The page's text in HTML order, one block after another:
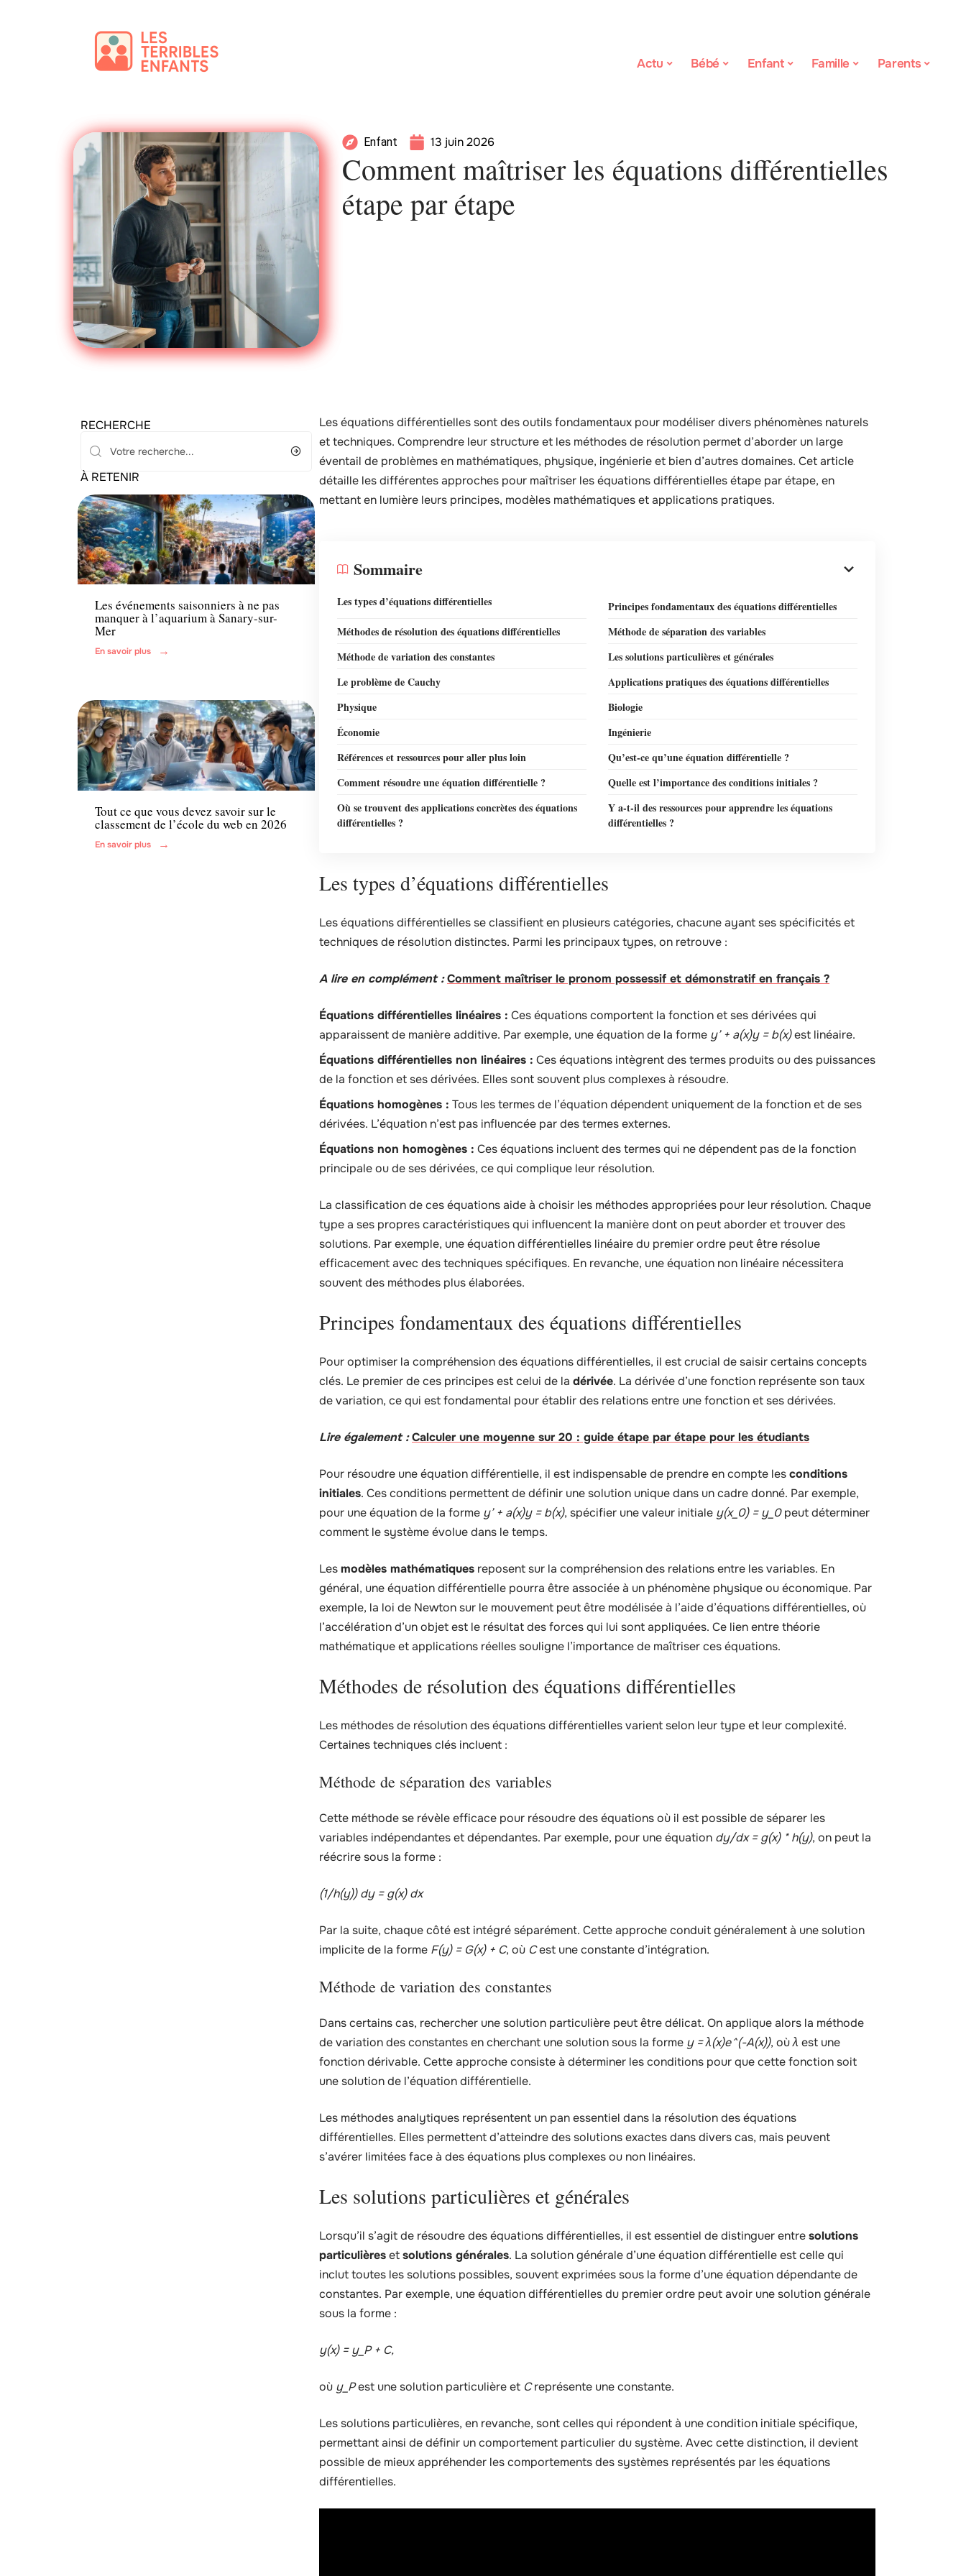
Actu Bébé Enfant Famille Parents
Enfant 13 juin 2026
Comment maîtriser les équations différentielles
étape par étape
RECHERCHE
À RETENIR
Famille
Les événements saisonniers à ne pas
manquer à l’aquarium à Sanary-sur-
Mer
En savoir plus
Actu
Tout ce que vous devez savoir sur le
classement de l’école du web en 2026
En savoir plus
Les équations différentielles sont des outils fondamentaux pour modéliser divers phénomènes naturels
et techniques. Comprendre leur structure et les méthodes de résolution permet d’aborder un large
éventail de problèmes en mathématiques, physique, ingénierie et bien d’autres domaines. Cet article
détaille les différentes approches pour maîtriser les équations différentielles étape par étape, en
mettant en lumière leurs principes, modèles mathématiques et applications pratiques.
Sommaire
Les types d’équations différentielles
Principes fondamentaux des équations différentielles
Méthodes de résolution des équations différentielles
Méthode de séparation des variables
Méthode de variation des constantes
Les solutions particulières et générales
Le problème de Cauchy
Applications pratiques des équations différentielles
Physique
Biologie
Économie
Ingénierie
Références et ressources pour aller plus loin
Qu’est-ce qu’une équation différentielle ?
Comment résoudre une équation différentielle ?
Quelle est l’importance des conditions initiales ?
Où se trouvent des applications concrètes des équations
différentielles ?
Y a-t-il des ressources pour apprendre les équations
différentielles ?
Les types d’équations différentielles
Les équations différentielles se classifient en plusieurs catégories, chacune ayant ses spécificités et
techniques de résolution distinctes. Parmi les principaux types, on retrouve :
A lire en complément :Comment maîtriser le pronom possessif et démonstratif en français ?
Équations différentielles linéaires : Ces équations comportent la fonction et ses dérivées qui
apparaissent de manière additive. Par exemple, une équation de la forme y’ + a(x)y = b(x)est linéaire.
Équations différentielles non linéaires : Ces équations intègrent des termes produits ou des puissances
de la fonction et ses dérivées. Elles sont souvent plus complexes à résoudre.
Équations homogènes : Tous les termes de l’équation dépendent uniquement de la fonction et de ses
dérivées. L’équation n’est pas influencée par des termes externes.
Équations non homogènes : Ces équations incluent des termes qui ne dépendent pas de la fonction
principale ou de ses dérivées, ce qui complique leur résolution.
La classification de ces équations aide à choisir les méthodes appropriées pour leur résolution. Chaque
type a ses propres caractéristiques qui influencent la manière dont on peut aborder et trouver des
solutions. Par exemple, une équation différentielles linéaire du premier ordre peut être résolue
efficacement avec des techniques spécifiques. En revanche, une équation non linéaire nécessitera
souvent des méthodes plus élaborées.
Principes fondamentaux des équations différentielles
Pour optimiser la compréhension des équations différentielles, il est crucial de saisir certains concepts
clés. Le premier de ces principes est celui de la dérivée. La dérivée d’une fonction représente son taux
de variation, ce qui est fondamental pour établir des relations entre une fonction et ses dérivées.
Lire également :Calculer une moyenne sur 20 : guide étape par étape pour les étudiants
Pour résoudre une équation différentielle, il est indispensable de prendre en compte lesconditions
initiales. Ces conditions permettent de définir une solution unique dans un cadre donné. Par exemple,
pour une équation de la forme y’ + a(x)y = b(x), spécifier une valeur initiale y(x_0) = y_0peut déterminer
comment le système évolue dans le temps.
Lesmodèles mathématiques reposent sur la compréhension des relations entre les variables. En
général, une équation différentielle pourra être associée à un phénomène physique ou économique. Par
exemple, la loi de Newton sur le mouvement peut être modélisée à l’aide d’équations différentielles, où
l’accélération d’un objet est le résultat des forces qui lui sont appliquées. Ce lien entre théorie
mathématique et applications réelles souligne l’importance de maîtriser ces équations.
Méthodes de résolution des équations différentielles
Les méthodes de résolution des équations différentielles varient selon leur type et leur complexité.
Certaines techniques clés incluent :
Méthode de séparation des variables
Cette méthode se révèle efficace pour résoudre des équations où il est possible de séparer les
variables indépendantes et dépendantes. Par exemple, pour une équation dy/dx = g(x) * h(y), on peut la
réécrire sous la forme :
(1/h(y)) dy = g(x) dx
Par la suite, chaque côté est intégré séparément. Cette approche conduit généralement à une solution
implicite de la forme F(y) = G(x) + C, où Cest une constante d’intégration.
Méthode de variation des constantes
Dans certains cas, rechercher une solution particulière peut être délicat. On applique alors la méthode
de variation des constantes en cherchant une solution sous la forme y = λ(x)e^(-A(x)), oùλest une
fonction dérivable. Cette approche consiste à déterminer les conditions pour que cette fonction soit
une solution de l’équation différentielle.
Les méthodes analytiques représentent un pan essentiel dans la résolution des équations
différentielles. Elles permettent d’atteindre des solutions exactes dans divers cas, mais peuvent
s’avérer limitées face à des équations plus complexes ou non linéaires.
Les solutions particulières et générales
Lorsqu’il s’agit de résoudre des équations différentielles, il est essentiel de distinguer entresolutions
particulièresetsolutions générales. La solution générale d’une équation différentielle est celle qui
inclut toutes les solutions possibles, souvent exprimées sous la forme d’une équation dépendante de
constantes. Par exemple, une équation différentielles du premier ordre peut avoir une solution générale
sous la forme :
y(x) = y_P + C,
où y_Pest une solution particulière et Creprésente une constante.
Les solutions particulières, en revanche, sont celles qui répondent à une condition initiale spécifique,
permettant ainsi de définir un comportement particulier du système. Avec cette distinction, il devient
possible de mieux appréhender les comportements des systèmes représentés par les équations
différentielles.